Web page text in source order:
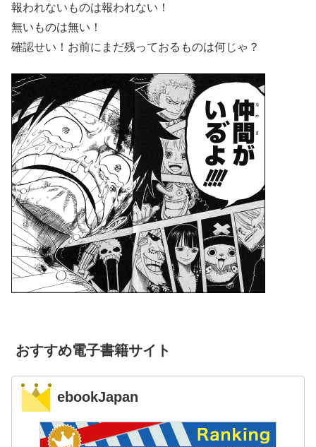
報われないものは報われない！
無いものは無い！
確認せい！お前にまだ残っておるものは何じゃ？
おすすめ電子書籍サイト
ebookJapan